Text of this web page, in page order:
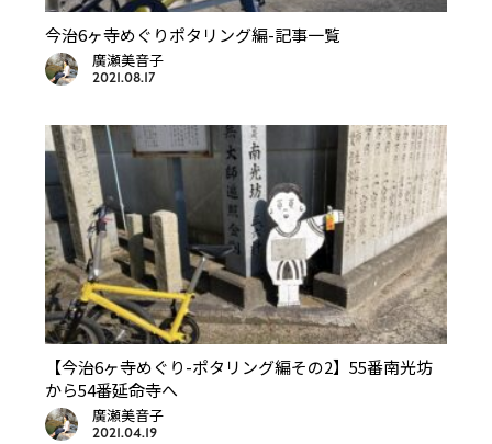
今治6ヶ寺めぐりポタリング編-記事一覧
廣瀬美音子
2021.08.17
【今治6ヶ寺めぐり-ポタリング編その2】55番南光坊
から54番延命寺へ
廣瀬美音子
2021.04.19